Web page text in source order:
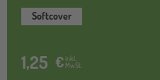
Softcover
1,25 €inkl.
MwSt.